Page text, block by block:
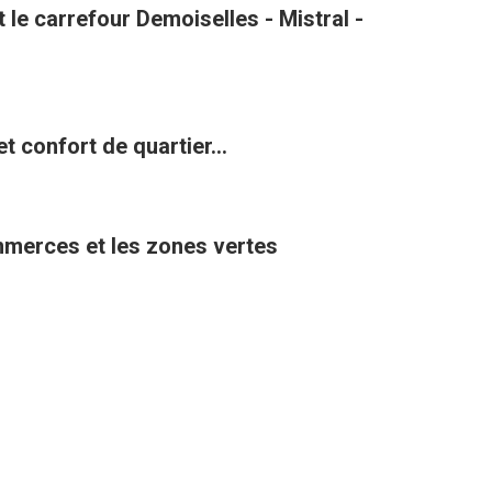
le carrefour Demoiselles - Mistral -
confort de quartier...
et les zones vertes